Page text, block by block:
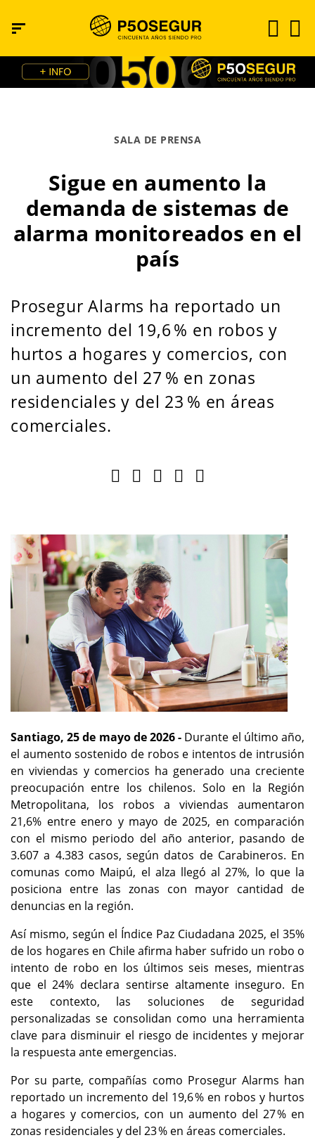
SALA DE PRENSA
Sigue en aumento la
demanda de sistemas de
alarma monitoreados en el
país
Prosegur Alarms ha reportado un
incremento del 19,6 % en robos y
hurtos a hogares y comercios, con
un aumento del 27 % en zonas
residenciales y del 23 % en áreas
comerciales.
Santiago, 25 de mayo de 2026 - Durante el último año,
el aumento sostenido de robos e intentos de intrusión
en viviendas y comercios ha generado una creciente
preocupación entre los chilenos. Solo en la Región
Metropolitana, los robos a viviendas aumentaron
21,6% entre enero y mayo de 2025, en comparación
con el mismo periodo del año anterior, pasando de
3.607 a 4.383 casos, según datos de Carabineros. En
comunas como Maipú, el alza llegó al 27%, lo que la
posiciona entre las zonas con mayor cantidad de
denuncias en la región.
Así mismo, según el Índice Paz Ciudadana 2025, el 35%
de los hogares en Chile afirma haber sufrido un robo o
intento de robo en los últimos seis meses, mientras
que el 24% declara sentirse altamente inseguro. En
este contexto, las soluciones de seguridad
personalizadas se consolidan como una herramienta
clave para disminuir el riesgo de incidentes y mejorar
la respuesta ante emergencias.
Por su parte, compañías como Prosegur Alarms han
reportado un incremento del 19,6 % en robos y hurtos
a hogares y comercios, con un aumento del 27 % en
zonas residenciales y del 23 % en áreas comerciales.